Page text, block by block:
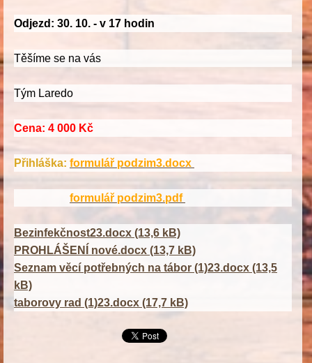
Odjezd: 30. 10. - v 17 hodin
Těšíme se na vás
Tým Laredo
Cena: 4 000 Kč
Přihláška: formulář podzim3.docx
formulář podzim3.pdf
Bezinfekčnost23.docx (13,6 kB)
PROHLÁŠENÍ nové.docx (13,7 kB)
Seznam věcí potřebných na tábor (1)23.docx (13,5
kB)
taborovy rad (1)23.docx (17,7 kB)